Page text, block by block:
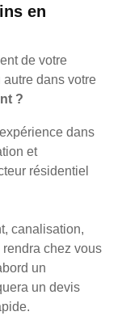
en
de votre
dans votre
?
dans
et
résidentiel
canalisation,
chez vous
un
un devis